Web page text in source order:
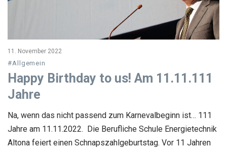
11. November 2022
#Allgemein
Happy Birthday to us! Am 11.11.111
Jahre
Na, wenn das nicht passend zum Karnevalbeginn ist… 111
Jahre am 11.11.2022. Die Berufliche Schule Energietechnik
Altona feiert einen Schnapszahlgeburtstag. Vor 11 Jahren